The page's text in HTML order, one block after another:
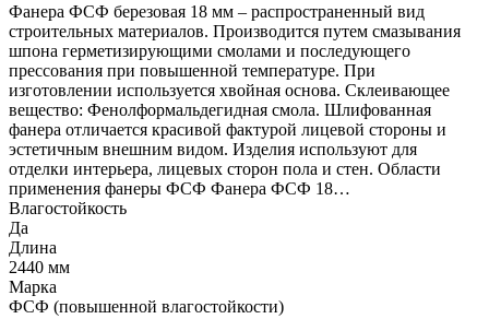
Фанера ФСФ березовая 18 мм – распространенный вид
строительных материалов. Производится путем смазывания
шпона герметизирующими смолами и последующего
прессования при повышенной температуре. При
изготовлении используется хвойная основа. Склеивающее
вещество: Фенолформальдегидная смола. Шлифованная
фанера отличается красивой фактурой лицевой стороны и
эстетичным внешним видом. Изделия используют для
отделки интерьера, лицевых сторон пола и стен. Области
применения фанеры ФСФ Фанера ФСФ 18…
Влагостойкость
Да
Длина
2440 мм
Марка
ФСФ (повышенной влагостойкости)